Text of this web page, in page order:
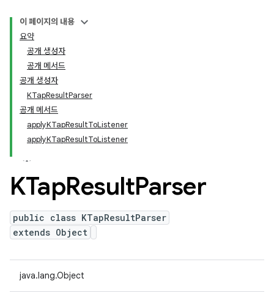
이 페이지의 내용
요약
공개 생성자
공개 메서드
공개 생성자
KTapResultParser
공개 메서드
applyKTapResultToListener
applyKTapResultToListener
KTapResultParser
public class KTapResultParser
extends Object
java.lang.Object